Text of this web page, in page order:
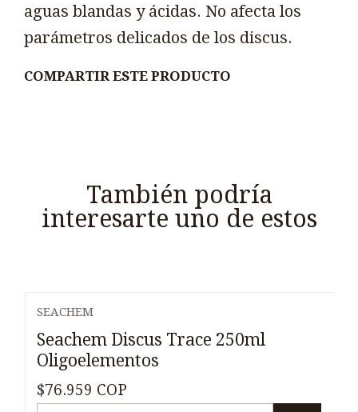
aguas blandas y ácidas. No afecta los
parámetros delicados de los discus.
COMPARTIR ESTE PRODUCTO
También podría
interesarte uno de estos
SEACHEM
Seachem Discus Trace 250ml
Oligoelementos
$76.959 COP